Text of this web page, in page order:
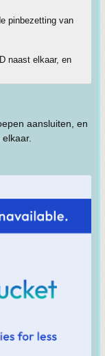
pinbezetting van
naast elkaar, en
aansluiten, en